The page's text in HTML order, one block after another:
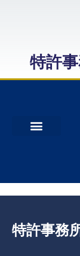
特許
特許事務